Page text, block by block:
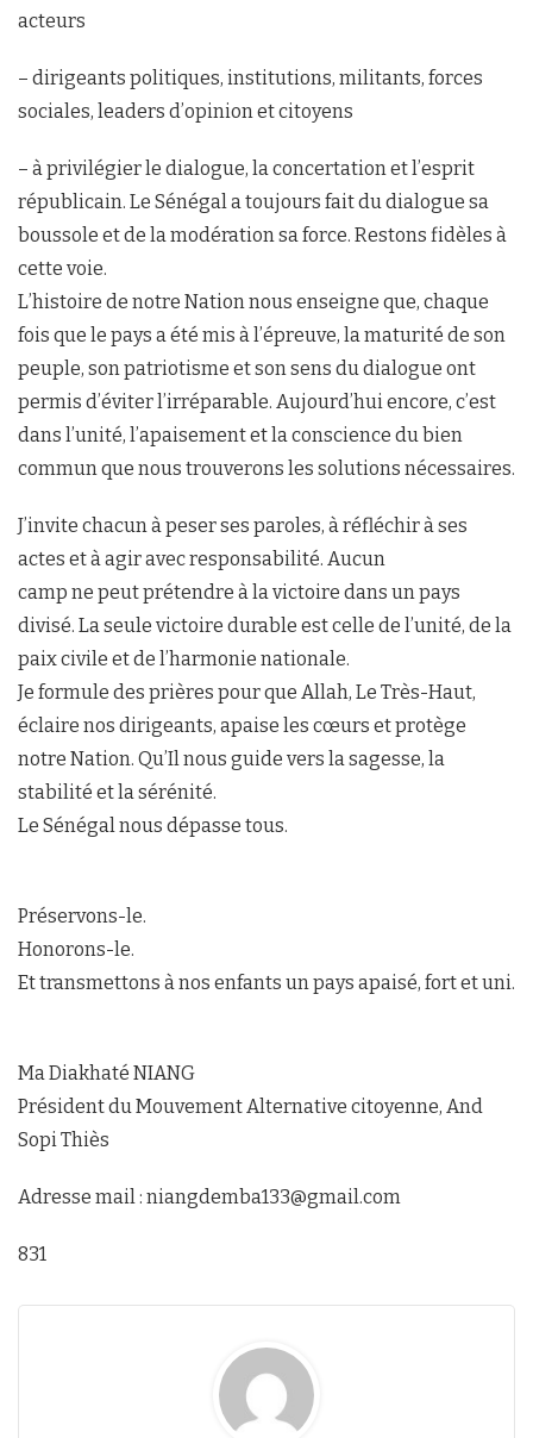
acteurs
– dirigeants politiques, institutions, militants, forces
sociales, leaders d’opinion et citoyens
– à privilégier le dialogue, la concertation et l’esprit
républicain. Le Sénégal a toujours fait du dialogue sa
boussole et de la modération sa force. Restons fidèles à
cette voie.
L’histoire de notre Nation nous enseigne que, chaque
fois que le pays a été mis à l’épreuve, la maturité de son
peuple, son patriotisme et son sens du dialogue ont
permis d’éviter l’irréparable. Aujourd’hui encore, c’est
dans l’unité, l’apaisement et la conscience du bien
commun que nous trouverons les solutions nécessaires.
J’invite chacun à peser ses paroles, à réfléchir à ses
actes et à agir avec responsabilité. Aucun
camp ne peut prétendre à la victoire dans un pays
divisé. La seule victoire durable est celle de l’unité, de la
paix civile et de l’harmonie nationale.
Je formule des prières pour que Allah, Le Très-Haut,
éclaire nos dirigeants, apaise les cœurs et protège
notre Nation. Qu’Il nous guide vers la sagesse, la
stabilité et la sérénité.
Le Sénégal nous dépasse tous.
Préservons-le.
Honorons-le.
Et transmettons à nos enfants un pays apaisé, fort et uni.
Ma Diakhaté NIANG
Président du Mouvement Alternative citoyenne, And
Sopi Thiès
Adresse mail : niangdemba133@gmail.com
831